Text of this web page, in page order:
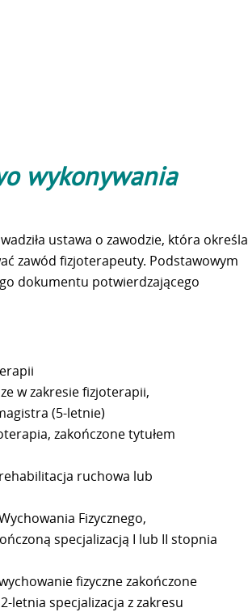
wykonywania
ustawa o zawodzie, która określa
zawód fizjoterapeuty. Podstawowym
dokumentu potwierdzającego
w zakresie fizjoterapii,
(5-letnie)
zakończone tytułem
ruchowa lub
Fizycznego,
specjalizacją I lub II stopnia
fizyczne zakończone
letnia specjalizacja z zakresu